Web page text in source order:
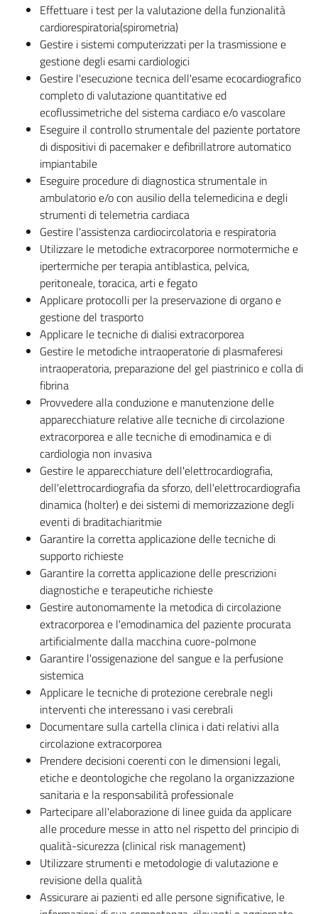
Effettuare i test per la valutazione della funzionalità
cardiorespiratoria(spirometria)
Gestire i sistemi computerizzati per la trasmissione e
gestione degli esami cardiologici
Gestire l'esecuzione tecnica dell'esame ecocardiografico
completo di valutazione quantitative ed
ecoflussimetriche del sistema cardiaco e/o vascolare
Eseguire il controllo strumentale del paziente portatore
di dispositivi di pacemaker e defibrillatrore automatico
impiantabile
Eseguire procedure di diagnostica strumentale in
ambulatorio e/o con ausilio della telemedicina e degli
strumenti di telemetria cardiaca
Gestire l'assistenza cardiocircolatoria e respiratoria
Utilizzare le metodiche extracorporee normotermiche e
ipertermiche per terapia antiblastica, pelvica,
peritoneale, toracica, arti e fegato
Applicare protocolli per la preservazione di organo e
gestione del trasporto
Applicare le tecniche di dialisi extracorporea
Gestire le metodiche intraoperatorie di plasmaferesi
intraoperatoria, preparazione del gel piastrinico e colla di
fibrina
Provvedere alla conduzione e manutenzione delle
apparecchiature relative alle tecniche di circolazione
extracorporea e alle tecniche di emodinamica e di
cardiologia non invasiva
Gestire le apparecchiature dell'elettrocardiografia,
dell'elettrocardiografia da sforzo, dell'elettrocardiografia
dinamica (holter) e dei sistemi di memorizzazione degli
eventi di braditachiaritmie
Garantire la corretta applicazione delle tecniche di
supporto richieste
Garantire la corretta applicazione delle prescrizioni
diagnostiche e terapeutiche richieste
Gestire autonomamente la metodica di circolazione
extracorporea e l'emodinamica del paziente procurata
artificialmente dalla macchina cuore-polmone
Garantire l'ossigenazione del sangue e la perfusione
sistemica
Applicare le tecniche di protezione cerebrale negli
interventi che interessano i vasi cerebrali
Documentare sulla cartella clinica i dati relativi alla
circolazione extracorporea
Prendere decisioni coerenti con le dimensioni legali,
etiche e deontologiche che regolano la organizzazione
sanitaria e la responsabilità professionale
Partecipare all'elaborazione di linee guida da applicare
alle procedure messe in atto nel rispetto del principio di
qualità-sicurezza (clinical risk management)
Utilizzare strumenti e metodologie di valutazione e
revisione della qualità
Assicurare ai pazienti ed alle persone significative, le